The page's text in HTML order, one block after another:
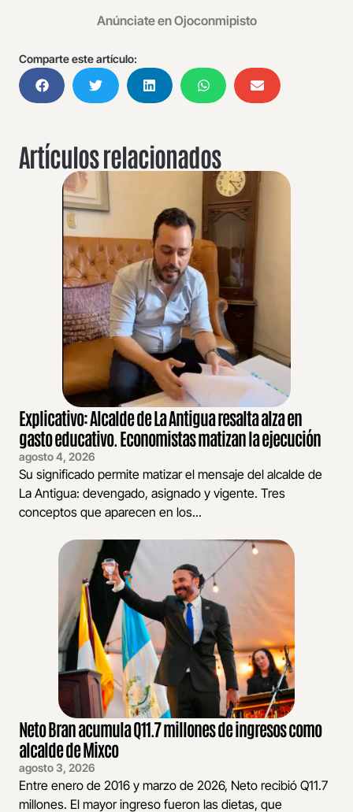
Anúnciate en Ojoconmipisto
Comparte este artículo:
Artículos relacionados
Explicativo: Alcalde de La Antigua resalta alza en
gasto educativo. Economistas matizan la ejecución
agosto 4, 2026
Su significado permite matizar el mensaje del alcalde de
La Antigua: devengado, asignado y vigente. Tres
conceptos que aparecen en los...
Neto Bran acumula Q11.7 millones de ingresos como
alcalde de Mixco
agosto 3, 2026
Entre enero de 2016 y marzo de 2026, Neto recibió Q11.7
millones. El mayor ingreso fueron las dietas, que